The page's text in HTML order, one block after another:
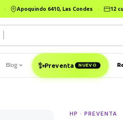
· Apoquindo 6410, Las Condes · 12
Blog ✨Preventa NUEVO
HP · PREVENTA